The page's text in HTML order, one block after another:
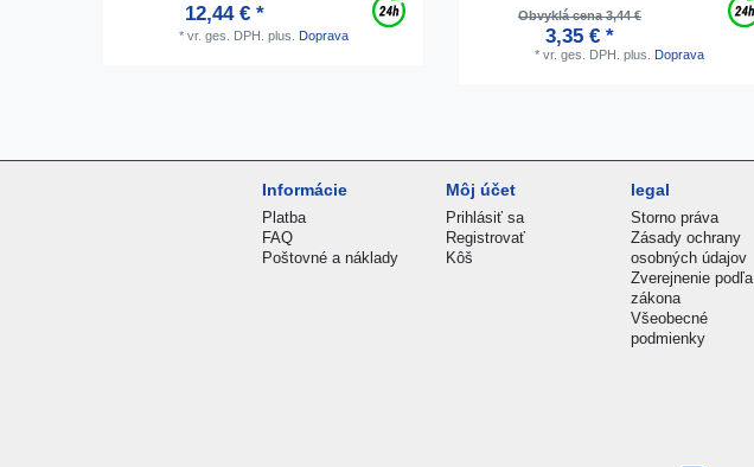
12,44 € *
* vr. ges. DPH. plus. Doprava
Obvyklá cena 3,44 €
3,35 € *
* vr. ges. DPH. plus. Doprava
Informácie
Platba
FAQ
Poštovné a náklady
Môj účet
Prihlásiť sa
Registrovať
Kôš
legal
Storno práva
Zásady ochrany
osobných údajov
Zverejnenie podľa
zákona
Všeobecné
podmienky